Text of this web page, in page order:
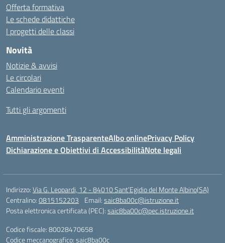
Offerta formativa
Le schede didattiche
I progetti delle classi
Novità
Notizie & avvisi
Le circolari
Calendario eventi
Tutti gli argomenti
Amministrazione TrasparenteAlbo onlinePrivacy Policy
Dichiarazione e Obiettivi di AccessibilitàNote legali
Indirizzo:Via G. Leopardi, 12 - 84010 Sant’Egidio del Monte Albino(SA)
Centralino:0815152203 Email:saic8ba00c@istruzione.it
Posta elettronica certificata (PEC):saic8ba00c@pec.istruzione.it
Codice fiscale: 80028470658
Codice meccanografico:saic8ba00c